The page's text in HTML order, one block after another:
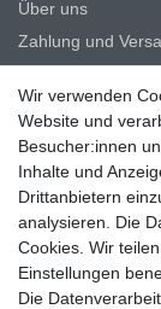
Über uns
Zahlung und
Erklärung zur
Blog
Rechtliche
Widerrufsrecht
AGB
Impressum
Wir verwenden
Website und
Besucher:innen
Inhalte und
Drittanbietern
analysieren. Die
Cookies. Wir
Einstellungen
Die